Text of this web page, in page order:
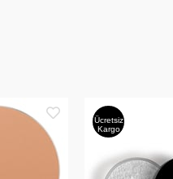
Ücretsiz
Kargo